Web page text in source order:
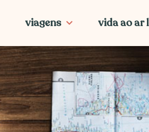
viagens vida ao ar